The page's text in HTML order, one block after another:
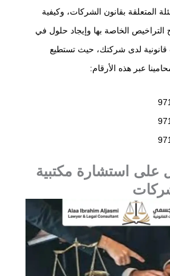
المتعلقة بقانون الشركات، وكيفية
الخاصة بها وإيجاد حلول في
لدى شركتك، حيث تستطيع
عبر هذه الأرقام:
على استشارة مكتبية